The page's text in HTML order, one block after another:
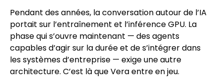
Pendant des années, la conversation autour de l’IA
portait sur l’entraînement et l’inférence GPU. La
phase qui s’ouvre maintenant — des agents
capables d’agir sur la durée et de s’intégrer dans
les systèmes d’entreprise — exige une autre
architecture. C’est là que Vera entre en jeu.